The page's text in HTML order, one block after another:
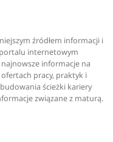
źródłem informacji i
internetowym
informacje na
pracy, praktyk i
ścieżki kariery
związane z maturą.